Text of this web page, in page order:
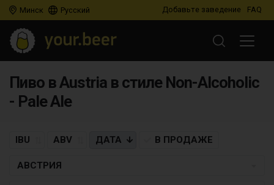
Минск Русский Добавьте заведение FAQ
Пиво в Austria в стиле Non-Alcoholic
- Pale Ale
IBU ABV ДАТА В ПРОДАЖЕ
АВСТРИЯ